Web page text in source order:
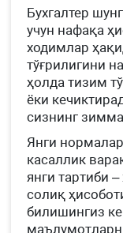
Бухгалтер
учун нафақа
ходимлар
тўғрилигини
ҳолда тизим
ёки
сизнинг
Янги
касаллик
янги тартиби
солиқ
билишингиз